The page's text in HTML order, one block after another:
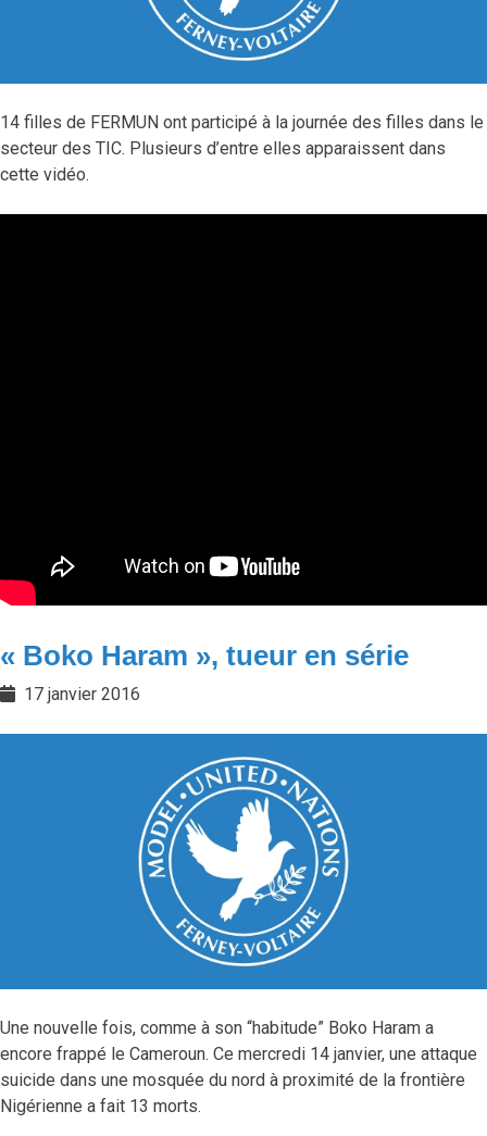
14 filles de FERMUN ont participé à la journée des filles dans le
secteur des TIC. Plusieurs d’entre elles apparaissent dans
cette vidéo.
« Boko Haram », tueur en série
17 janvier 2016
Une nouvelle fois, comme à son “habitude” Boko Haram a
encore frappé le Cameroun. Ce mercredi 14 janvier, une attaque
suicide dans une mosquée du nord à proximité de la frontière
Nigérienne a fait 13 morts.